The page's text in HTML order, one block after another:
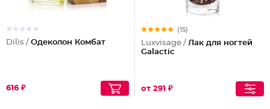
Dilis / Одеколон Комбат
616 ₽
(15)
Luxvisage / Лак для ногтей
Galactic
от 291 ₽